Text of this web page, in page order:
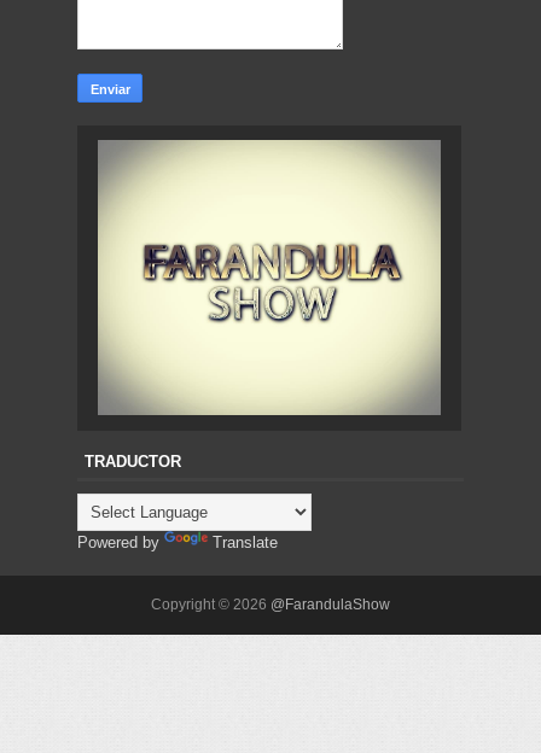
TRADUCTOR
Powered by Translate
Copyright © 2026 @FarandulaShow